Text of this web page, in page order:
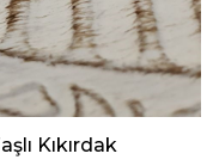
Kıkırdak